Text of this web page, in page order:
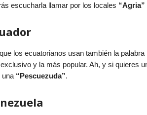
escucharla llamar por los locales “Agria”
los ecuatorianos usan también la palabra
y la más popular. Ah, y si quieres
una “Pescuezuda”.